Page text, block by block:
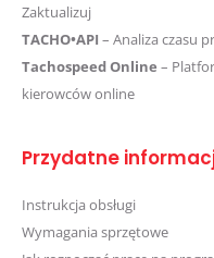
Zaktualizuj
TACHO•API – Analiza czasu
Tachospeed Online –
kierowców online
Przydatne
Instrukcja obsługi
Wymagania sprzętowe